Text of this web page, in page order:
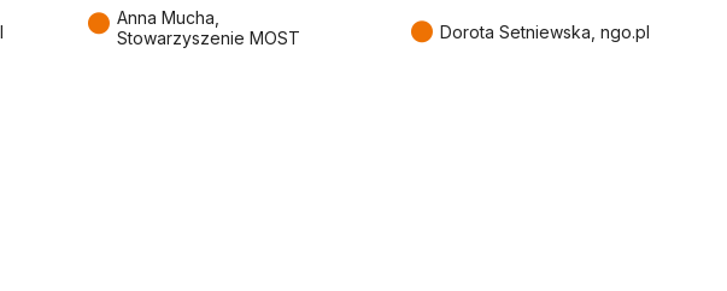
● Anna Mucha,
Stowarzyszenie MOST
● Dorota Setniewska, ngo.pl